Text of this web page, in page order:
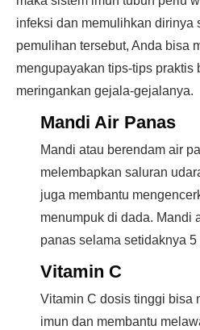
infeksi dan memulihkan dirinya
pemulihan tersebut, Anda bisa
mengupayakan tips-tips praktis
meringankan gejala-gejalanya.
Mandi Air Panas
Mandi atau berendam air
melembapkan saluran
juga membantu
menumpuk di dada. Mandi
panas selama setidaknya 5
Vitamin C
Vitamin C dosis tinggi bisa
imun dan membantu